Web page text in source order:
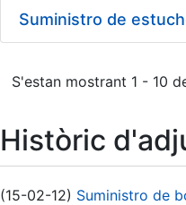
Suministro de
S'estan mostrant 1 - 10
Històric
(15-02-12) Suministro de